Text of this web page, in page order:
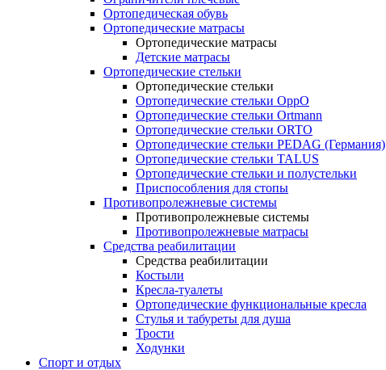
Ортопедическая обувь
Ортопедические матрасы
Ортопедические матрасы
Детские матрасы
Ортопедические стельки
Ортопедические стельки
Ортопедические стельки OppO
Ортопедические стельки Ortmann
Ортопедические стельки ORTO
Ортопедические стельки PEDAG (Германия)
Ортопедические стельки TALUS
Ортопедические стельки и полустельки
Приспособления для стопы
Противопролежневые системы
Противопролежневые системы
Противопролежневые матрасы
Средства реабилитации
Средства реабилитации
Костыли
Кресла-туалеты
Ортопедические функциональные кресла
Стулья и табуреты для душа
Трости
Ходунки
Спорт и отдых